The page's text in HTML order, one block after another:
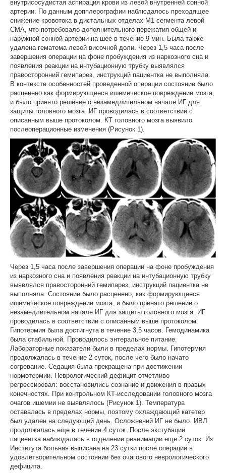
внутрисосудистая аспирация крови из левой внутренней сонной
артерии. По данным допплерографии наблюдалось преходящее
снижение кровотока в дистальных отделах М1 сегмента левой
СМА, что потребовало дополнительного пережатия общей и
наружной сонной артерии на шее в течение 9 мин. Была также
удалена гематома левой височной доли. Через 1,5 часа после
завершения операции на фоне пробуждения из наркозного сна и
появления реакции на интубационную трубку выявлялся
правосторонний гемипарез, инструкций пациентка не выполняла.
В контексте особенностей проведенной операции состояние было
расценено как формирующееся ишемическое повреждение мозга,
и было принято решение о незамедлительном начале ИГ для
защиты головного мозга. ИГ проводилась в соответствии с
описанным выше протоколом. КТ головного мозга выявило
послеоперационные изменения (Рисунок 1).
Через 1,5 часа после завершения операции на фоне пробуждения
из наркозного сна и появления реакции на интубационную трубку
выявлялся правосторонний гемипарез, инструкций пациентка не
выполняла. Состояние было расценено, как формирующееся
ишемическое повреждение мозга, и было принято решение о
незамедлительном начале ИГ для защиты головного мозга. ИГ
проводилась в соответствии с описанным выше протоколом.
Гипотермия была достигнута в течение 3,5 часов. Гемодинамика
была стабильной. Проводилось энтеральное питание.
Лабораторные показатели были в пределах нормы. Гипотермия
продолжалась в течение 2 суток, после чего было начато
согревание. Седация была прекращена при достижении
нормотермии. Неврологический дефицит отчетливо
регрессировал: восстановились сознание и движения в правых
конечностях. При контрольном КТ-исследовании головного мозга
очагов ишемии не выявлялось (Рисунок 1). Температура
оставалась в пределах нормы, поэтому охлаждающий катетер
был удален на следующий день. Осложнений ИГ не было. ИВЛ
продолжалась еще в течение 4 суток. После экстубации
пациентка наблюдалась в отделении реанимации еще 2 суток. Из
Института больная выписана на 23 сутки после операции в
удовлетворительном состоянии без очагового неврологического
дефицита.